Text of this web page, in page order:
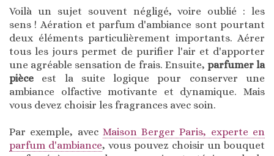
Voilà un sujet souvent négligé, voire oublié : les
sens ! Aération et parfum d'ambiance sont pourtant
deux éléments particulièrement importants. Aérer
tous les jours permet de purifier l'air et d'apporter
une agréable sensation de frais. Ensuite, parfumer la
pièce est la suite logique pour conserver une
ambiance olfactive motivante et dynamique. Mais
vous devez choisir les fragrances avec soin.
Par exemple, avec Maison Berger Paris, experte en
parfum d'ambiance, vous pouvez choisir un bouquet